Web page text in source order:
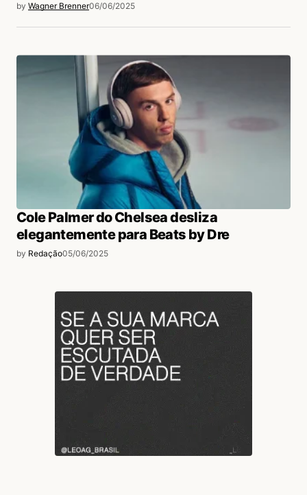
by Wagner Brenner06/06/2025
Cole Palmer do Chelsea desliza
elegantemente para Beats by Dre
by Redação05/06/2025